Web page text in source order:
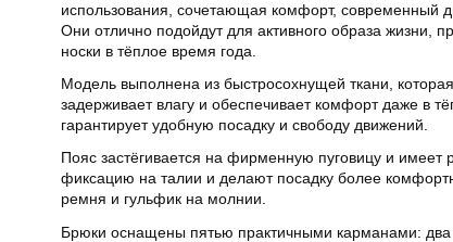
использования, сочетающая комфорт, современный
Они отлично подойдут для активного образа жизни,
носки в тёплое время года.
Модель выполнена из быстросохнущей ткани,
задерживает влагу и обеспечивает комфорт даже в
гарантирует удобную посадку и свободу движений.
Пояс застёгивается на фирменную пуговицу и имеет
фиксацию на талии и делают посадку более
ремня и гульфик на молнии.
Брюки оснащены пятью практичными карманами: два